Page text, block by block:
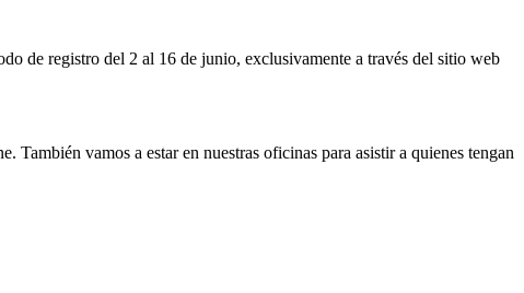
de registro del 2 al 16 de junio, exclusivamente a través del sitio web
vamos a estar en nuestras oficinas para asistir a quienes tengan